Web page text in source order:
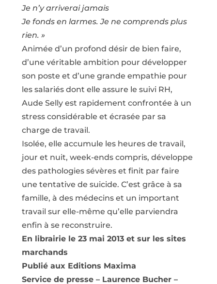
Je n’y arriverai jamais
Je fonds en larmes. Je ne comprends plus
rien. »
Animée d’un profond désir de bien faire,
d’une véritable ambition pour développer
son poste et d’une grande empathie pour
les salariés dont elle assure le suivi RH,
Aude Selly est rapidement confrontée à un
stress considérable et écrasée par sa
charge de travail.
Isolée, elle accumule les heures de travail,
jour et nuit, week-ends compris, développe
des pathologies sévères et finit par faire
une tentative de suicide. C’est grâce à sa
famille, à des médecins et un important
travail sur elle-même qu’elle parviendra
enfin à se reconstruire.
En librairie le 23 mai 2013 et sur les sites
marchands
Publié aux Editions Maxima
Service de presse – Laurence Bucher –